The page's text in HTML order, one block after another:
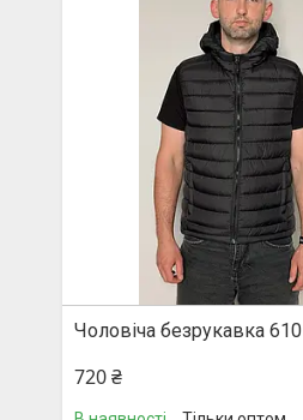
Чоловіча безрукавка 610
720 ₴